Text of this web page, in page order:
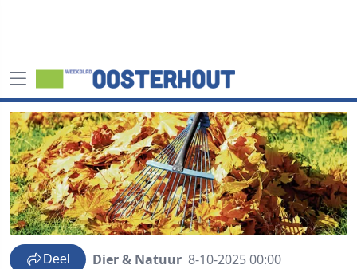
Deel Dier & Natuur 8-10-2025 00:00